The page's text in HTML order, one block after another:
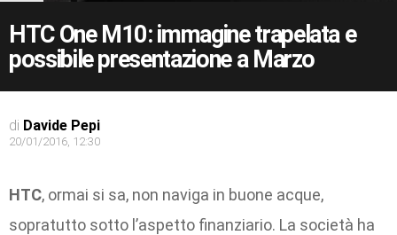
HTC One M10: immagine trapelata e
possibile presentazione a Marzo
di Davide Pepi
20/01/2016, 12:30
HTC, ormai si sa, non naviga in buone acque,
sopratutto sotto l’aspetto finanziario. La società ha